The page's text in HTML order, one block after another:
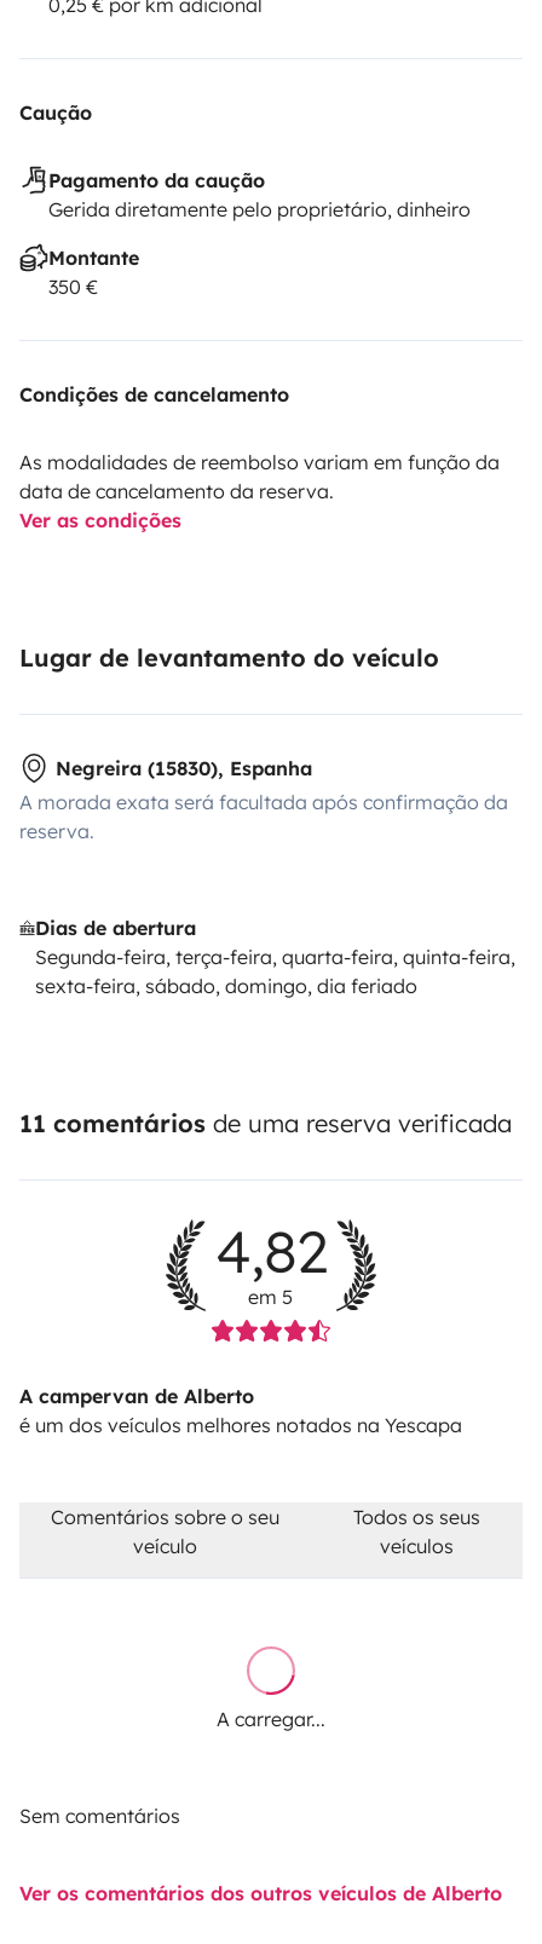
0,25 € por km adicional
Caução
Pagamento da caução
Gerida diretamente pelo proprietário, dinheiro
Montante
350 €
Condições de cancelamento
As modalidades de reembolso variam em função da
data de cancelamento da reserva.
Ver as condições
Lugar de levantamento do veículo
Negreira (15830), Espanha
A morada exata será facultada após confirmação da
reserva.
Dias de abertura
Segunda-feira, terça-feira, quarta-feira, quinta-feira,
sexta-feira, sábado, domingo, dia feriado
11 comentários de uma reserva verificada
4,82
em 5
A campervan de Alberto
é um dos veículos melhores notados na Yescapa
Comentários sobre o seu
veículo
Todos os seus
veículos
A carregar...
Sem comentários
Ver os comentários dos outros veículos de Alberto